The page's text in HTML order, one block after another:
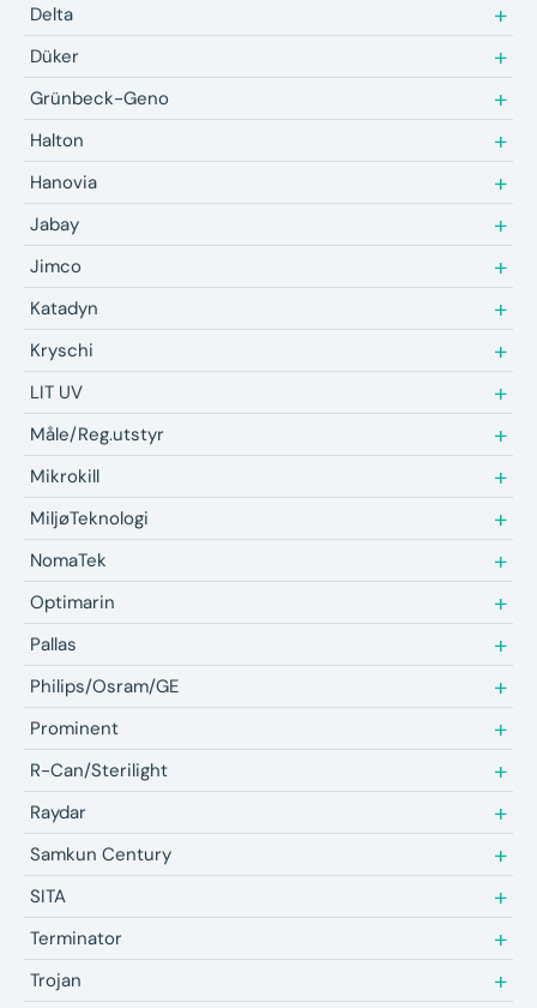
Delta
Düker
Grünbeck-Geno
Halton
Hanovia
Jabay
Jimco
Katadyn
Kryschi
LIT UV
Måle/Reg.utstyr
Mikrokill
MiljøTeknologi
NomaTek
Optimarin
Pallas
Philips/Osram/GE
Prominent
R-Can/Sterilight
Raydar
Samkun Century
SITA
Terminator
Trojan